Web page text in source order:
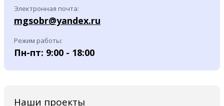
Электронная почта:
mgsobr@yandex.ru
Режим работы:
Пн-пт: 9:00 - 18:00
Наши проекты